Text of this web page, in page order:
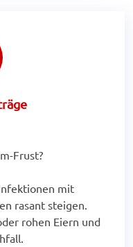
Frust?
mit
rasant steigen.
rohen Eiern und